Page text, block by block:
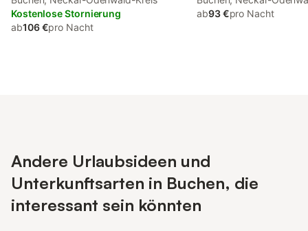
Kostenlose Stornierung
ab106 €pro Nacht
ab93 €pro Nacht
Andere Urlaubsideen und
Unterkunftsarten in Buchen, die
interessant sein könnten